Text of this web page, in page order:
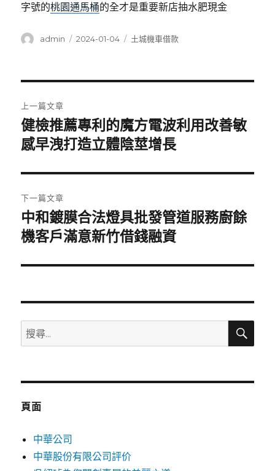
字號的桃園通馬桶的全才是重要新店抽水肥現金
作
admin
發
2024-01-04
分
土城機車借款
章
導
覽
上一篇文章
上
一
文
章:
健檢推薦專利的魔方電波利用改善敏
感早洩打造立體陰莖增長
下一篇文章
下
一
文
中和鍍膜合法燈具批發管道服務廚餘
機客戶滿意新竹借錢融資
搜
尋
鍵
搜
頁面
中華公司
中華股份有限公司評价